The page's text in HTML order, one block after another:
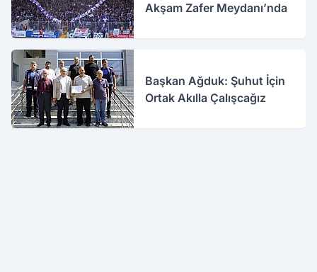
Akşam Zafer Meydanı’nda
Başkan Ağduk: Şuhut İçin
Ortak Akılla Çalışcağız